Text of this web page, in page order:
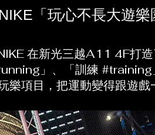
NIKE「玩心不長大遊樂
在新光三越A11 4F打造
」、「訓練
樂項目，把運動變得跟遊戲